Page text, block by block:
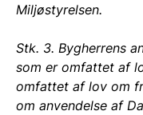
Miljøstyrelsen.
Stk. 3. Bygherrens
som er omfattet af
omfattet af lov om
om anvendelse af